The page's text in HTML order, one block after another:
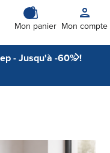
Mon panier Mon compte
- Jusqu'à -60% !